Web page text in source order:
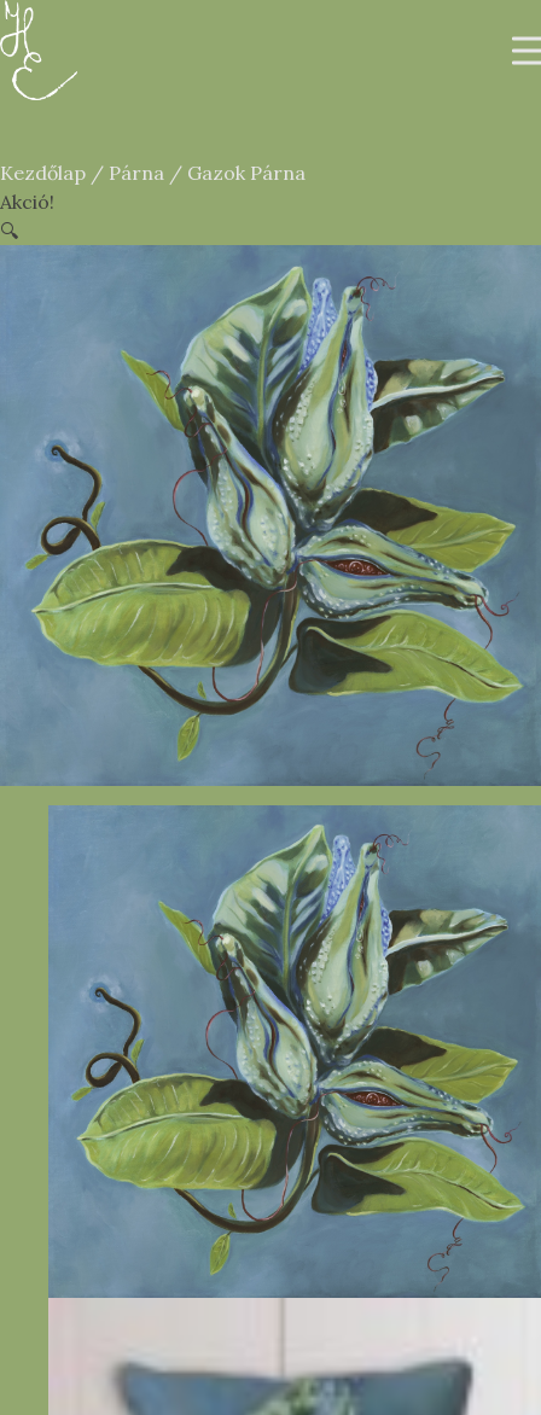
Galéria
Printek & Tárgyak
EN
Kezdőlap / Párna / Gazok Párna
Akció!
🔍